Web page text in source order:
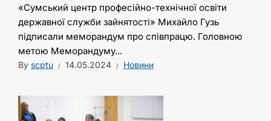
«Сумський центр професійно-технічної освіти
державної служби зайнятості» Михайло Гузь
підписали меморандум про співпрацю. Головною
метою Меморандуму...
By scptu 14.05.2024 Новини